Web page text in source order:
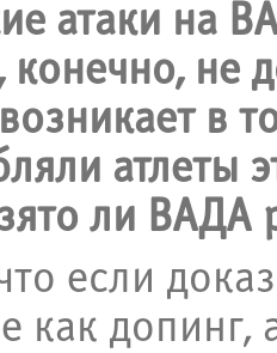
атаки на
конечно, не
в
атлеты
ли ВАДА
если
как допинг,